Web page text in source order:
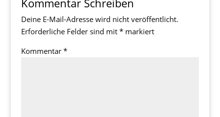
Kommentar Schreiben
Deine E-Mail-Adresse wird nicht veröffentlicht.
Erforderliche Felder sind mit *markiert
Kommentar *